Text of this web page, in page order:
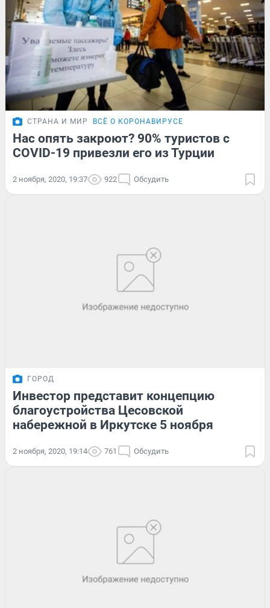
СТРАНА И МИР ВСЁ О КОРОНАВИРУСЕ
Нас опять закроют? 90% туристов с
COVID-19 привезли его из Турции
2 ноября, 2020, 19:37 922 Обсудить
ГОРОД
Инвестор представит концепцию
благоустройства Цесовской
набережной в Иркутске 5 ноября
2 ноября, 2020, 19:14 761 Обсудить